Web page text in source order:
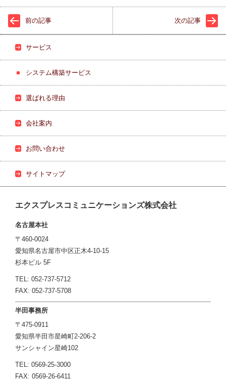
前の記事 次の記事
サービス
システム構築サービス
選ばれる理由
会社案内
お問い合わせ
サイトマップ
エクスプレスコミュニケーションズ株式会社
名古屋本社
〒460-0024
愛知県名古屋市中区正木4-10-15
杉本ビル 5F
TEL: 052-737-5712
FAX: 052-737-5708
半田事務所
〒475-0911
愛知県半田市星崎町2-206-2
サンシャイン星崎102
TEL: 0569-25-3000
FAX: 0569-26-6411